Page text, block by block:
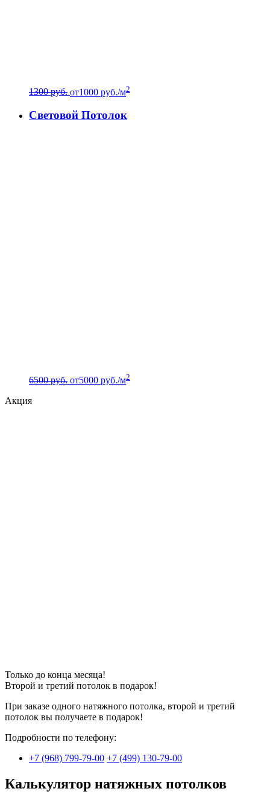
1300 руб. от1000 руб./м2
Световой Потолок
6500 руб. от5000 руб./м2
Акция
Только до конца месяца!
Второй и третий потолок в подарок!
При заказе одного натяжного потолка, второй и третий
потолок вы получаете в подарок!
Подробности по телефону:
+7 (968) 799-79-00 +7 (499) 130-79-00
Калькулятор натяжных потолков